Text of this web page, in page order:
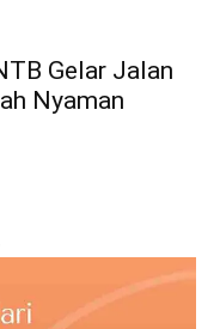
Gelar Jalan
Nyaman